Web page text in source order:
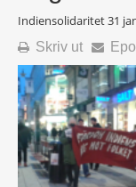
Indiensolidaritet31
Skriv ut